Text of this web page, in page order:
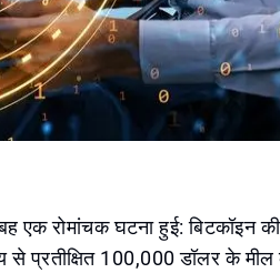
एक रोमांचक घटना हुई: बिटकॉइन
से प्रतीक्षित 100,000 डॉलर के